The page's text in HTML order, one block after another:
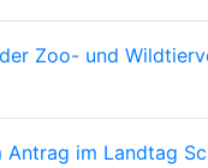
Zoo- und
im Landtag